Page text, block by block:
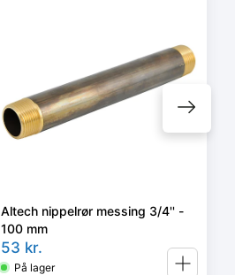
Altech nippelrør messing 3/4'' -
100 mm
53 kr.
På lager